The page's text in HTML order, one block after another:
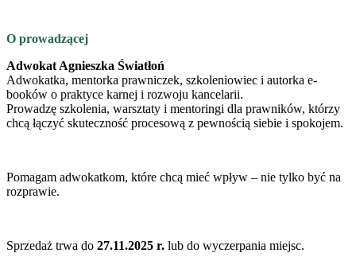
O prowadzącej
Adwokat Agnieszka Światłoń
Adwokatka, mentorka prawniczek, szkoleniowiec i autorka e-
booków o praktyce karnej i rozwoju kancelarii.
Prowadzę szkolenia, warsztaty i mentoringi dla prawników, którzy
chcą łączyć skuteczność procesową z pewnością siebie i spokojem.
Pomagam adwokatkom, które chcą mieć wpływ – nie tylko być na
rozprawie.
Sprzedaż trwa do 27.11.2025 r. lub do wyczerpania miejsc.